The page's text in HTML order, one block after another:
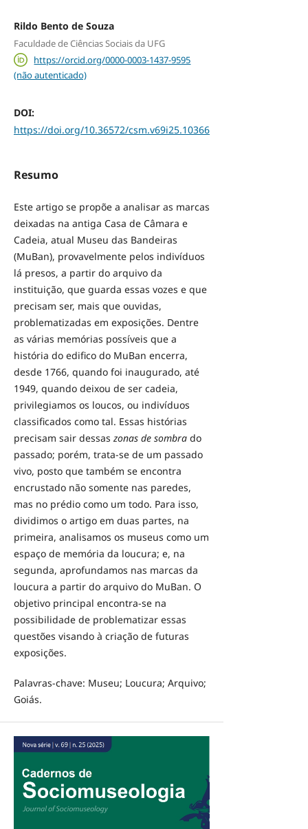
Rildo Bento de Souza
Faculdade de Ciências Sociais da UFG
https://orcid.org/0000-0003-1437-9595
(não autenticado)
DOI:
https://doi.org/10.36572/csm.v69i25.10366
Resumo
Este artigo se propõe a analisar as marcas
deixadas na antiga Casa de Câmara e
Cadeia, atual Museu das Bandeiras
(MuBan), provavelmente pelos indivíduos
lá presos, a partir do arquivo da
instituição, que guarda essas vozes e que
precisam ser, mais que ouvidas,
problematizadas em exposições. Dentre
as várias memórias possíveis que a
história do edifico do MuBan encerra,
desde 1766, quando foi inaugurado, até
1949, quando deixou de ser cadeia,
privilegiamos os loucos, ou indivíduos
classificados como tal. Essas histórias
precisam sair dessas zonas de sombrado
passado; porém, trata-se de um passado
vivo, posto que também se encontra
encrustado não somente nas paredes,
mas no prédio como um todo. Para isso,
dividimos o artigo em duas partes, na
primeira, analisamos os museus como um
espaço de memória da loucura; e, na
segunda, aprofundamos nas marcas da
loucura a partir do arquivo do MuBan. O
objetivo principal encontra-se na
possibilidade de problematizar essas
questões visando à criação de futuras
exposições.
Palavras-chave: Museu; Loucura; Arquivo;
Goiás.